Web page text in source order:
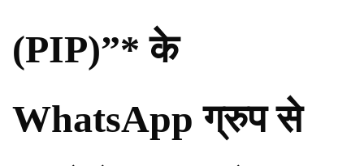
(PIP)”* के
WhatsApp ग्रुप से